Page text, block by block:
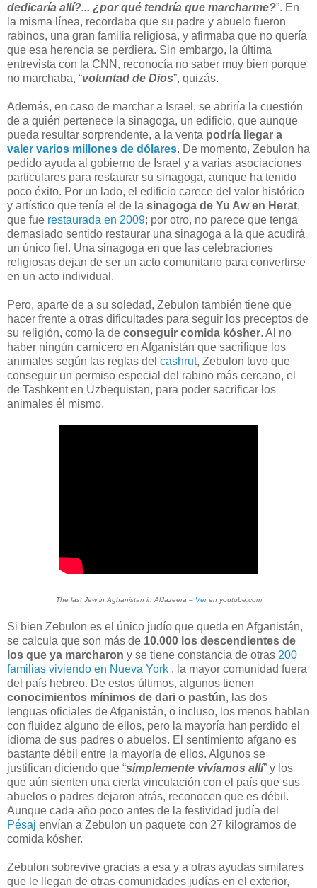
dedicaría allí?... ¿por qué tendría que marcharme?”. En
la misma línea, recordaba que su padre y abuelo fueron
rabinos, una gran familia religiosa, y afirmaba que no quería
que esa herencia se perdiera. Sin embargo, la última
entrevista con la CNN, reconocía no saber muy bien porque
no marchaba, “voluntad de Dios”, quizás.
Además, en caso de marchar a Israel, se abriría la cuestión
de a quién pertenece la sinagoga, un edificio, que aunque
pueda resultar sorprendente, a la venta podría llegar a
valer varios millones de dólares. De momento, Zebulon ha
pedido ayuda al gobierno de Israel y a varias asociaciones
particulares para restaurar su sinagoga, aunque ha tenido
poco éxito. Por un lado, el edificio carece del valor histórico
y artístico que tenía el de la sinagoga de Yu Aw en Herat,
que fue restaurada en 2009; por otro, no parece que tenga
demasiado sentido restaurar una sinagoga a la que acudirá
un único fiel. Una sinagoga en que las celebraciones
religiosas dejan de ser un acto comunitario para convertirse
en un acto individual.
Pero, aparte de a su soledad, Zebulon también tiene que
hacer frente a otras dificultades para seguir los preceptos de
su religión, como la de conseguir comida kósher. Al no
haber ningún carnicero en Afganistán que sacrifique los
animales según las reglas del cashrut, Zebulon tuvo que
conseguir un permiso especial del rabino más cercano, el
de Tashkent en Uzbequistan, para poder sacrificar los
animales él mismo.
The last Jew in Aghanistan in AlJazeera – Veren youtube.com
Si bien Zebulon es el único judío que queda en Afganistán,
se calcula que son más de 10.000 los descendientes de
los que ya marcharon y se tiene constancia de otras 200
familias viviendo en Nueva York , la mayor comunidad fuera
del país hebreo. De estos últimos, algunos tienen
conocimientos mínimos de dari o pastún, las dos
lenguas oficiales de Afganistán, o incluso, los menos hablan
con fluidez alguno de ellos, pero la mayoría han perdido el
idioma de sus padres o abuelos. El sentimiento afgano es
bastante débil entre la mayoría de ellos. Algunos se
justifican diciendo que “simplemente vivíamos allí” y los
que aún sienten una cierta vinculación con el país que sus
abuelos o padres dejaron atrás, reconocen que es débil.
Aunque cada año poco antes de la festividad judía del
Pésaj envían a Zebulon un paquete con 27 kilogramos de
comida kósher.
Zebulon sobrevive gracias a esa y a otras ayudas similares
que le llegan de otras comunidades judías en el exterior,